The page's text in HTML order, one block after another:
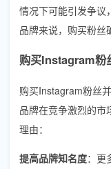
情况下可能引发争议
品牌来说，购买粉丝
购买Instagram粉
购买Instagram粉丝
品牌在竞争激烈的市
理由：
提高品牌知名度：更